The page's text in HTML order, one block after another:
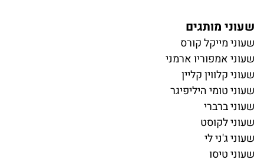
שעוני מותגים
שעוני מייקל קורס
שעוני אמפוריו ארמני
שעוני קלווין קליין
שעוני טומי היליפיגר
שעוני ברברי
שעוני לקוסט
שעוני ג'ני לי
שעוני טיסו